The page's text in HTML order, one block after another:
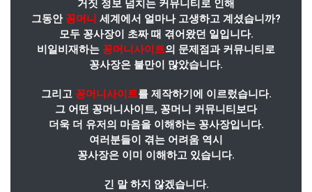
거짓 정보 넘치는 커뮤니티로 인해
그동안 꽁머니 세계에서 얼마나 고생하고 계셨습니까?
모두 꽁사장이 초짜 때 겪어왔던 일입니다.
비일비재하는 꽁머니사이트의 문제점과 커뮤니티로
꽁사장은 불만이 많았습니다.
그리고 꽁머니사이트를 제작하기에 이르렀습니다.
그 어떤 꽁머니사이트, 꽁머니 커뮤니티보다
더욱 더 유저의 마음을 이해하는 꽁사장입니다.
여러분들이 겪는 어려움 역시
꽁사장은 이미 이해하고 있습니다.
긴 말 하지 않겠습니다.